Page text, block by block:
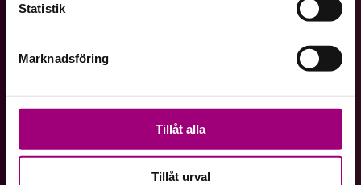
Statistik
Marknadsföring
Tillåt alla
Tillåt urval
som jag bär inom mig. Att
Läs mer
Bra bemötande